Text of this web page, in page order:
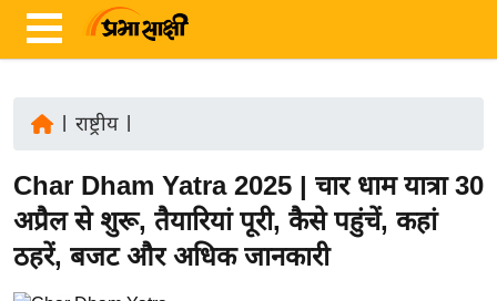
ज़ा
ख
र
राष्ट्रीय|
Char Dham Yatra 2025 | चार धाम यात्रा 30
अप्रैल से शुरू, तैयारियां पूरी, कैसे पहुंचें, कहां
ठहरें, बजट और अधिक जानकारी